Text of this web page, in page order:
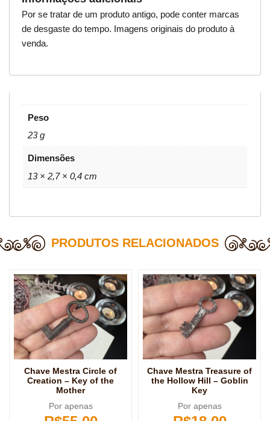
Por se tratar de um produto antigo, pode conter marcas
de desgaste do tempo. Imagens originais do produto à
venda.
Peso
23 g
Dimensões
13 × 2,7 × 0,4 cm
PRODUTOS RELACIONADOS
Chave Mestra Circle of
Creation – Key of the
Mother
Por apenas
Chave Mestra Treasure of
the Hollow Hill – Goblin
Key
Por apenas